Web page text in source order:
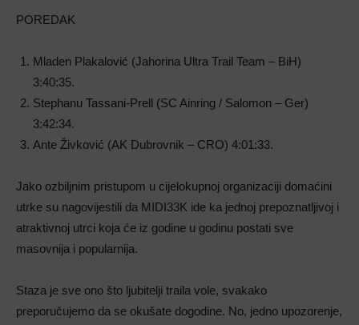
POREDAK
Mladen Plakalović (Jahorina Ultra Trail Team – BiH)
3:40:35.
Stephanu Tassani-Prell (SC Ainring / Salomon – Ger)
3:42:34.
Ante Živković (AK Dubrovnik – CRO) 4:01:33.
Jako ozbiljnim pristupom u cijelokupnoj organizaciji domaćini
utrke su nagovijestili da MIDI33K ide ka jednoj prepoznatljivoj i
atraktivnoj utrci koja će iz godine u godinu postati sve
masovnija i popularnija.
Staza je sve ono što ljubitelji traila vole, svakako
preporučujemo da se okušate dogodine. No, jedno upozorenje,